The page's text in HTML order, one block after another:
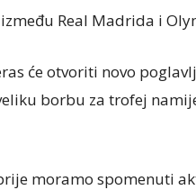
Real Madrida i
će otvoriti novo
borbu za trofej
moramo spomenuti